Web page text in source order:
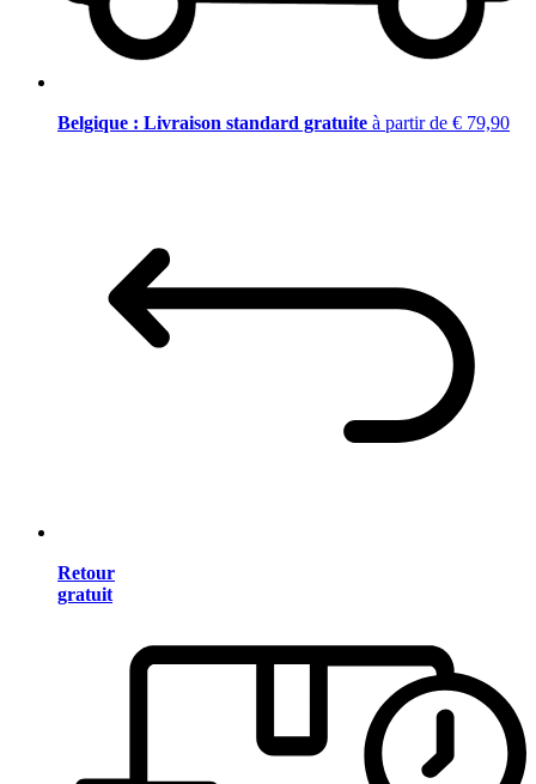
Belgique : Livraison standard gratuite à partir de € 79,90
Retour
gratuit